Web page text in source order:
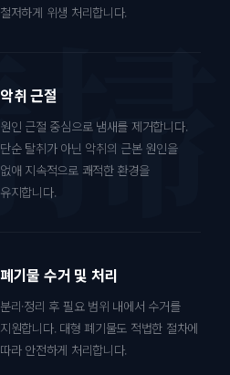
철저하게 위생 처리합니다.
악취 근절
원인 근절 중심으로 냄새를 제거합니다.
단순 탈취가 아닌 악취의 근본 원인을
없애 지속적으로 쾌적한 환경을
유지합니다.
폐기물 수거 및 처리
분리·정리 후 필요 범위 내에서 수거를
지원합니다. 대형 폐기물도 적법한 절차에
따라 안전하게 처리합니다.